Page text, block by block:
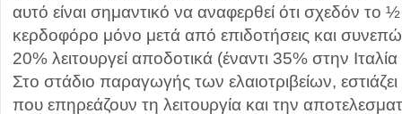
αυτό είναι σημαντικό να αναφερθεί ότι σχεδόν το
κερδοφόρο μόνο μετά από επιδοτήσεις και
20% λειτουργεί αποδοτικά (έναντι 35% στην
Στο στάδιο παραγωγής των ελαιοτριβείων,
που επηρεάζουν τη λειτουργία και την